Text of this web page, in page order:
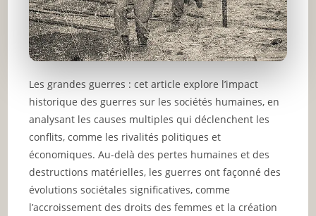
Les grandes guerres : cet article explore l’impact
historique des guerres sur les sociétés humaines, en
analysant les causes multiples qui déclenchent les
conflits, comme les rivalités politiques et
économiques. Au-delà des pertes humaines et des
destructions matérielles, les guerres ont façonné des
évolutions sociétales significatives, comme
l’accroissement des droits des femmes et la création